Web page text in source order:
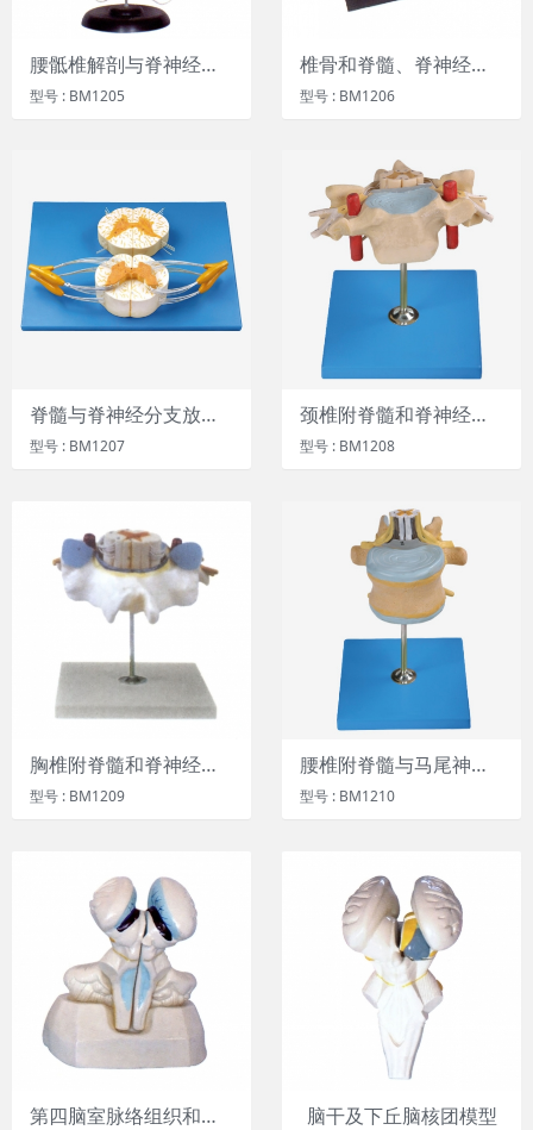
腰骶椎解剖与脊神经关系模型
型号 : BM1205
椎骨和脊髓、脊神经关系模型
型号 : BM1206
脊髓与脊神经分支放大模型
型号 : BM1207
颈椎附脊髓和脊神经放大模型
型号 : BM1208
胸椎附脊髓和脊神经放大模型
型号 : BM1209
腰椎附脊髓与马尾神经放大模型
型号 : BM1210
第四脑室脉络组织和脉络丛模型 脑干及下丘脑核团模型